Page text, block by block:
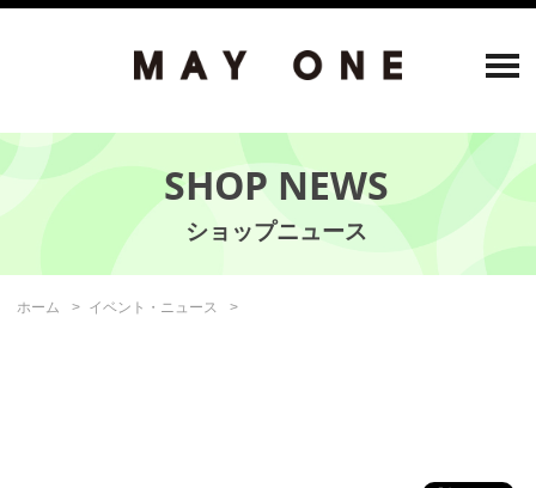
SHOP NEWS
ホーム イベント・ニュース